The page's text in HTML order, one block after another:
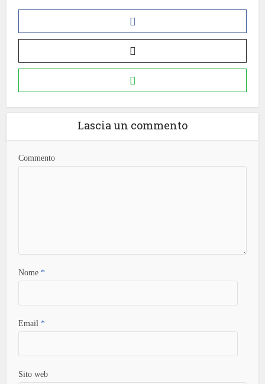
Lascia un commento
Commento
Nome*
Email*
Sito web